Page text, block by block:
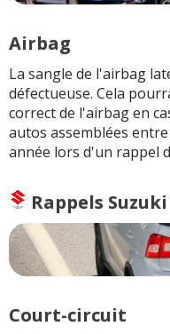
Airbag
La sangle de l'airbag
défectueuse. Cela
correct de l'airbag en
autos assemblées
année lors d'un rappel
Rappels
Court-circuit